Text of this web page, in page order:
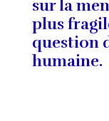
sur la
plus
question
humaine.